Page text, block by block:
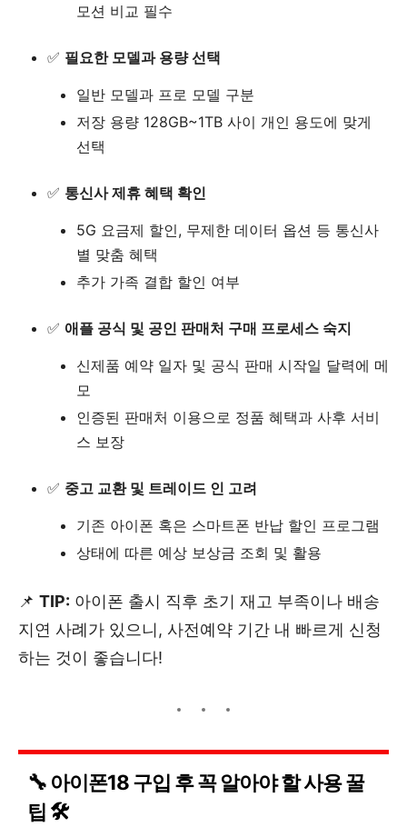
모션 비교 필수
✅ 필요한 모델과 용량 선택
일반 모델과 프로 모델 구분
저장 용량 128GB~1TB 사이 개인 용도에 맞게
선택
✅ 통신사 제휴 혜택 확인
5G 요금제 할인, 무제한 데이터 옵션 등 통신사
별 맞춤 혜택
추가 가족 결합 할인 여부
✅ 애플 공식 및 공인 판매처 구매 프로세스 숙지
신제품 예약 일자 및 공식 판매 시작일 달력에 메
모
인증된 판매처 이용으로 정품 혜택과 사후 서비
스 보장
✅ 중고 교환 및 트레이드 인 고려
기존 아이폰 혹은 스마트폰 반납 할인 프로그램
상태에 따른 예상 보상금 조회 및 활용
📌 TIP: 아이폰 출시 직후 초기 재고 부족이나 배송
지연 사례가 있으니, 사전예약 기간 내 빠르게 신청
하는 것이 좋습니다!
🔧 아이폰18 구입 후 꼭 알아야 할 사용 꿀
팁 🛠️